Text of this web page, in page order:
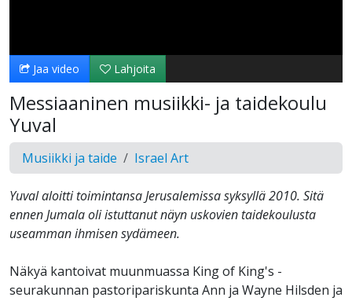
Jaa video Lahjoita
Messiaaninen musiikki- ja taidekoulu
Yuval
Musiikki ja taide Israel Art
Yuval aloitti toimintansa Jerusalemissa syksyllä 2010. Sitä
ennen Jumala oli istuttanut näyn uskovien taidekoulusta
useamman ihmisen sydämeen.
Näkyä kantoivat muunmuassa King of King's -
seurakunnan pastoripariskunta Ann ja Wayne Hilsden ja